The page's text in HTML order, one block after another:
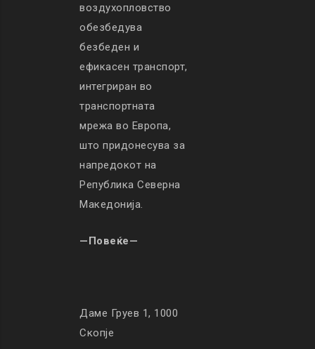
воздухопловство
обезбедува
безбеден и
ефикасен транспорт,
интегриран во
транспортната
мрежа во Европа,
што придонесува за
напредокот на
Република Северна
Македонија.
—Повеќе—
Даме Груев 1, 1000
Скопје